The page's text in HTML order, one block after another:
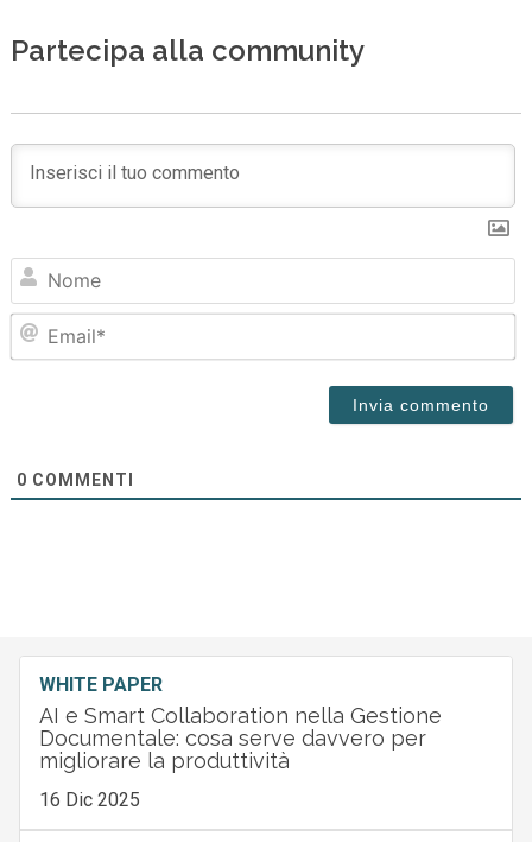
Partecipa alla community
0 COMMENTI
WHITE PAPER
AI e Smart Collaboration nella Gestione
Documentale: cosa serve davvero per
migliorare la produttività
16 Dic 2025